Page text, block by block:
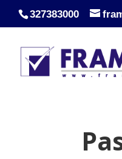
327383000